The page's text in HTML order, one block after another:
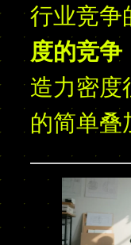
行业竞争
度的竞争
造力密度
的简单叠